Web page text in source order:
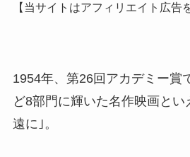
【当サイトはアフィリエイト広告
1954年、第26回アカデミー賞
ど8部門に輝いた名作映画とい
遠に｣。